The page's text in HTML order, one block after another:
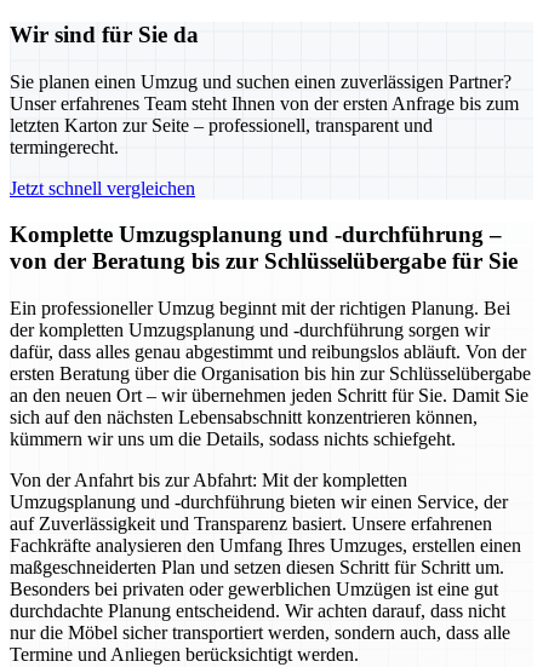
Wir sind für Sie da
Sie planen einen Umzug und suchen einen zuverlässigen Partner?
Unser erfahrenes Team steht Ihnen von der ersten Anfrage bis zum
letzten Karton zur Seite – professionell, transparent und
termingerecht.
Jetzt schnell vergleichen
Komplette Umzugsplanung und -durchführung –
von der Beratung bis zur Schlüsselübergabe für Sie
Ein professioneller Umzug beginnt mit der richtigen Planung. Bei
der kompletten Umzugsplanung und -durchführung sorgen wir
dafür, dass alles genau abgestimmt und reibungslos abläuft. Von der
ersten Beratung über die Organisation bis hin zur Schlüsselübergabe
an den neuen Ort – wir übernehmen jeden Schritt für Sie. Damit Sie
sich auf den nächsten Lebensabschnitt konzentrieren können,
kümmern wir uns um die Details, sodass nichts schiefgeht.
Von der Anfahrt bis zur Abfahrt: Mit der kompletten
Umzugsplanung und -durchführung bieten wir einen Service, der
auf Zuverlässigkeit und Transparenz basiert. Unsere erfahrenen
Fachkräfte analysieren den Umfang Ihres Umzuges, erstellen einen
maßgeschneiderten Plan und setzen diesen Schritt für Schritt um.
Besonders bei privaten oder gewerblichen Umzügen ist eine gut
durchdachte Planung entscheidend. Wir achten darauf, dass nicht
nur die Möbel sicher transportiert werden, sondern auch, dass alle
Termine und Anliegen berücksichtigt werden.